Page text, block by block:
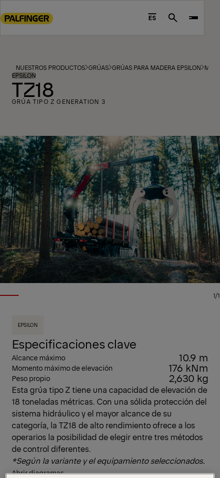
to
footer
content
ES Search
NUESTROS PRODUCTOS GRÚAS GRÚAS PARA MADERA EPSILON
EPSILON
TZ18
GRÚA TIPO Z GENERATION 3
1/1
EPSILON
Especificaciones clave
Alcance máximo 10.9 m
Momento máximo de elevación 176 kNm
Peso propio 2,630 kg
Esta grúa tipo Z tiene una capacidad de elevación de
18 toneladas métricas. Con una sólida protección del
sistema hidráulico y el mayor alcance de su
categoría, la TZ18 de alto rendimiento ofrece a los
operarios la posibilidad de elegir entre tres métodos
de control diferentes.
*Según la variante y el equipamiento seleccionados.
Abrir diagramas